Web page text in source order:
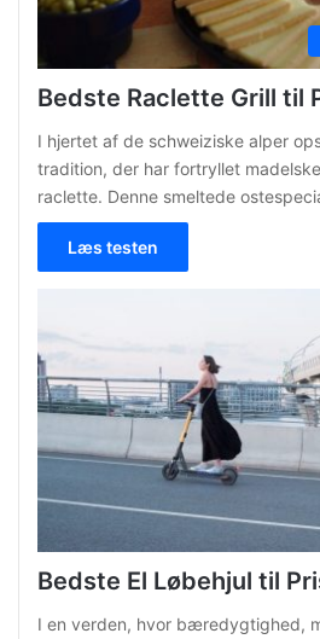
Bedste Raclette Grill til
I hjertet af de schweiziske alper
tradition, der har fortryllet
raclette. Denne smeltede
Læs testen
Bedste El Løbehjul til
I en verden, hvor bæredygtighed,